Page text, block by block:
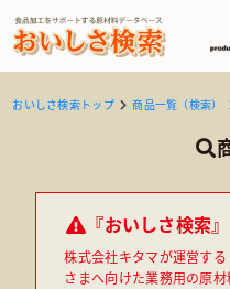
おいしさ検索トップ 商品一覧（検索）
『おいしさ検索
株式会社キタマが運営す
さまへ向けた業務用の原